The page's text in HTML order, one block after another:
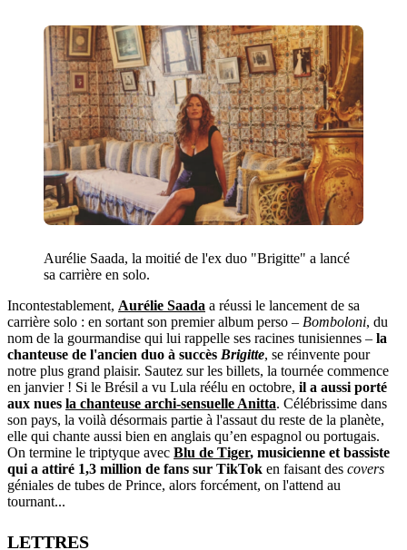
Aurélie Saada, la moitié de l'ex duo "Brigitte" a lancé
sa carrière en solo.
Incontestablement, Aurélie Saada a réussi le lancement de sa
carrière solo : en sortant son premier album perso – Bomboloni, du
nom de la gourmandise qui lui rappelle ses racines tunisiennes – la
chanteuse de l'ancien duo à succès Brigitte, se réinvente pour
notre plus grand plaisir. Sautez sur les billets, la tournée commence
en janvier ! Si le Brésil a vu Lula réélu en octobre, il a aussi porté
aux nues la chanteuse archi-sensuelle Anitta. Célébrissime dans
son pays, la voilà désormais partie à l'assaut du reste de la planète,
elle qui chante aussi bien en anglais qu’en espagnol ou portugais.
On termine le triptyque avec Blu de Tiger, musicienne et bassiste
qui a attiré 1,3 million de fans sur TikTok en faisant des covers
géniales de tubes de Prince, alors forcément, on l'attend au
tournant...
LETTRES